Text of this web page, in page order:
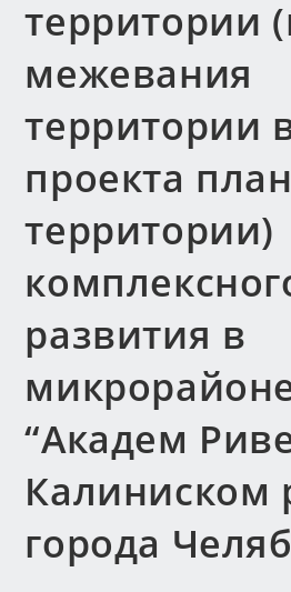
территории
межевания
территории
проекта
территории)
развития в
“Академ
Калиниском
города